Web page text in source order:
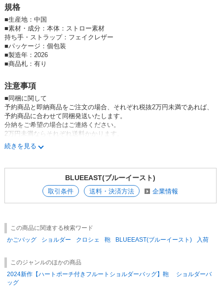
場合がございます。
また、PCやスマートフォンの環境により画面上と実物では多少色が異な
って見える場合がございます。
詳細画像が実際の商品に一番近いお色となりますのでご確認ください。
★売れ筋はコチラ
規格
■生産地：中国
■素材・成分：本体：ストロー素材
持ち手・ストラップ：フェイクレザー
■パッケージ：個包装
■製造年：2026
■商品札：有り
注意事項
■同梱に関して
予約商品と即納商品をご注文の場合、それぞれ税抜2万円未満であれば、
予約商品に合わせて同梱発送いたします。
分納をご希望の場合はご連絡ください。
2万円未満ならそれぞれ送料かかります。
■予約販売商品に関して
入荷予定日は目安ですので、配送状況によっては日程がずれる場合がござ
ご了承ください。
■納品に関して
します。
■画像に関して
小物やアクセサリー等、コーディネイト用に使用したアイテムは参考商品
です。
商品には含まれません。
生産・入荷時期によって記載された色、サイズ、デザイン、素材の質感等
続きを見る
BLUEEAST(ブルーイースト)
取引条件 送料・決済方法 企業情報
この商品に関連する検索ワード
かごバッグ
ショルダー クロシェ 鞄 BLUEEAST(ブルーイースト) 入荷
このジャンルのほかの商品
2024新作【ハートポーチ付きフルートショルダーバッグ】鞄 ショルダーバ
ッグ